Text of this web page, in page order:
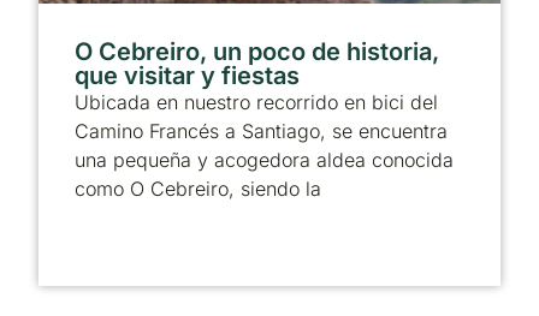
O Cebreiro, un poco de historia,
que visitar y fiestas
Ubicada en nuestro recorrido en bici del
Camino Francés a Santiago, se encuentra
una pequeña y acogedora aldea conocida
como O Cebreiro, siendo la